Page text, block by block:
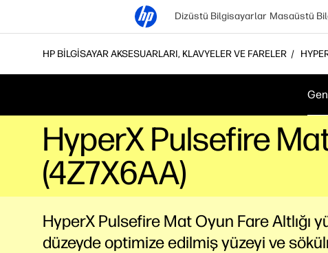
Dizüstü Bilgisayarlar Masaüstü
HP BILGISAYAR AKSESUARLARI, KLAVYELER VE FARELER
HyperX Pulsefire Mat
(4Z7X6AA)
HyperX Pulsefire Mat Oyun Fare Altlığı
düzeyde optimize edilmiş yüzeyi ve